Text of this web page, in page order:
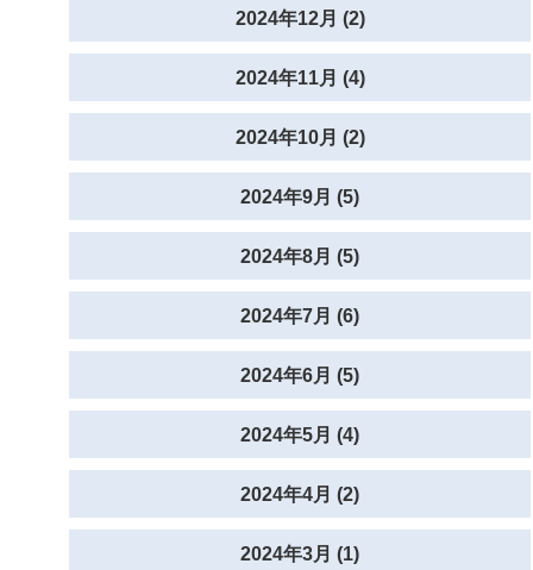
2024年12月 (2)
2024年11月 (4)
2024年10月 (2)
2024年9月 (5)
2024年8月 (5)
2024年7月 (6)
2024年6月 (5)
2024年5月 (4)
2024年4月 (2)
2024年3月 (1)